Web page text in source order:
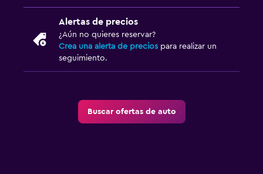
Alertas de precios
¿Aún no quieres reservar?
Crea una alerta de precios para realizar un
seguimiento.
Buscar ofertas de auto